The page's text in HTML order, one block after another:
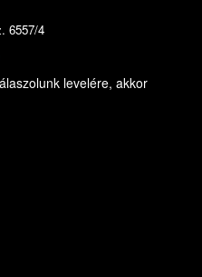
6557/4
levelére, akkor